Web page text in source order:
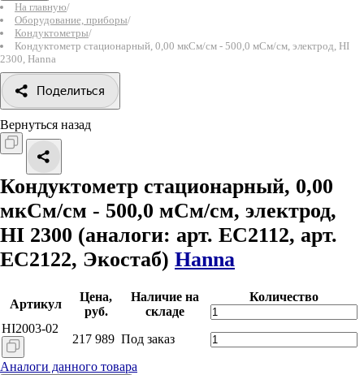
На главную/
Оборудование, приборы/
Кондуктометры/
Кондуктометр стационарный, 0,00 мкСм/см - 500,0 мСм/см, электрод, HI
2300, Hanna
Поделиться
Вернуться назад
Кондуктометр стационарный, 0,00
мкСм/см - 500,0 мСм/см, электрод,
HI 2300 (аналоги: арт. EC2112, арт.
EC2122, Экостаб) Hanna
Артикул
Цена,
руб.
Наличие на
складе
Количество
HI2003-02
217 989 Под заказ
Аналоги данного товара